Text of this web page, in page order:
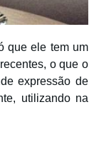
que ele tem um
o que o
expressão de
utilizando na